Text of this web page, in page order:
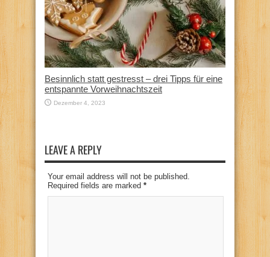
Besinnlich statt gestresst – drei Tipps für eine
entspannte Vorweihnachtszeit
Dezember 4, 2023
LEAVE A REPLY
Your email address will not be published.
Required fields are marked *